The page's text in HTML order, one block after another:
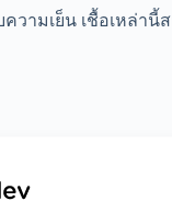
วามเย็น เชื้อเหล่า